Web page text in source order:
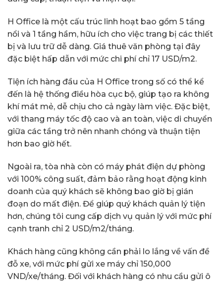
H Office là một cấu trúc linh hoạt bao gồm 5 tầng
nổi và 1 tầng hầm, hữu ích cho việc trang bị các thiết
bị và lưu trữ dễ dàng. Giá thuê văn phòng tại đây
đặc biệt hấp dẫn với mức chi phí chỉ 17 USD/m2.
Tiện ích hàng đầu của H Office trong số có thể kể
đến là hệ thống điều hòa cục bộ, giúp tạo ra không
khí mát mẻ, dễ chịu cho cả ngày làm việc. Đặc biệt,
với thang máy tốc độ cao và an toàn, việc di chuyển
giữa các tầng trở nên nhanh chóng và thuận tiện
hơn bao giờ hết.
Ngoài ra, tòa nhà còn có máy phát điện dự phòng
với 100% công suất, đảm bảo rằng hoạt động kinh
doanh của quý khách sẽ không bao giờ bị gián
đoạn do mất điện. Để giúp quý khách quản lý tiện
hơn, chúng tôi cung cấp dịch vụ quản lý với mức phí
cạnh tranh chỉ 2 USD/m2/tháng.
Khách hàng cũng không cần phải lo lắng về vấn đề
đỗ xe, với mức phí gửi xe máy chỉ 150,000
VND/xe/tháng. Đối với khách hàng có nhu cầu gửi ô